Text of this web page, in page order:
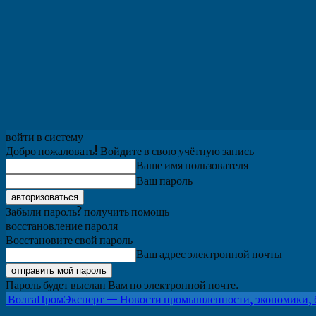
войти в систему
Добро пожаловать! Войдите в свою учётную запись
Ваше имя пользователя
Ваш пароль
Забыли пароль? получить помощь
восстановление пароля
Восстановите свой пароль
Ваш адрес электронной почты
Пароль будет выслан Вам по электронной почте.
ВолгаПромЭксперт — Новости промышленности, экономики,